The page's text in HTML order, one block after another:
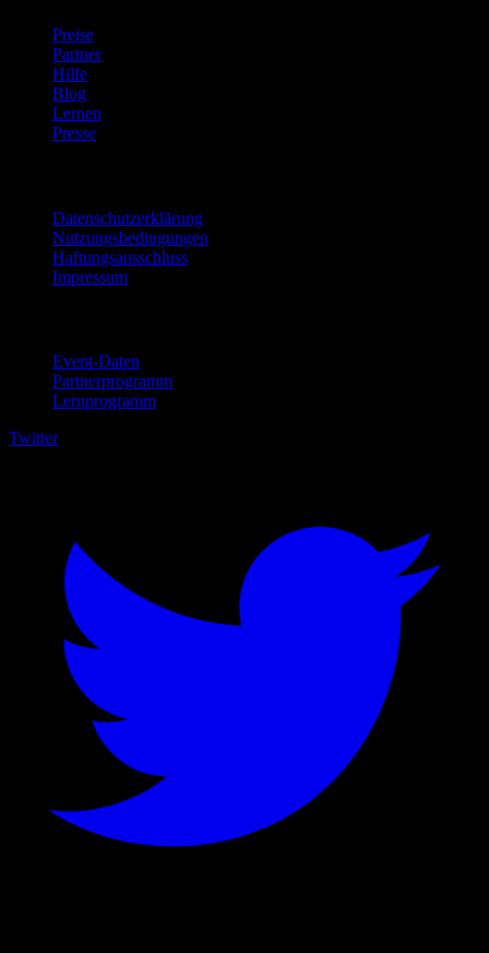
Preise
Partner
Hilfe
Blog
Lernen
Presse
Datenschutzerklärung
Nutzungsbedingungen
Haftungsausschluss
Impressum
Event-Daten
Partnerprogramm
Lernprogramm
Twitter